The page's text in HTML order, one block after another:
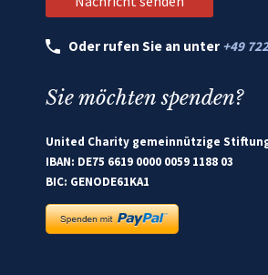
Oder rufen Sie an unter +49
Sie möchten spenden?
United Charity gemeinnützige
IBAN: DE75 6619 0000 0059 1188 03
BIC: GENODE61KA1